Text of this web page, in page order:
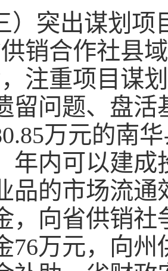
）突出谋划
销合作社县
注重项目谋
留问题、盘
万元的南
年内可以建成
品的市场流通
，向省供销
76万元，向